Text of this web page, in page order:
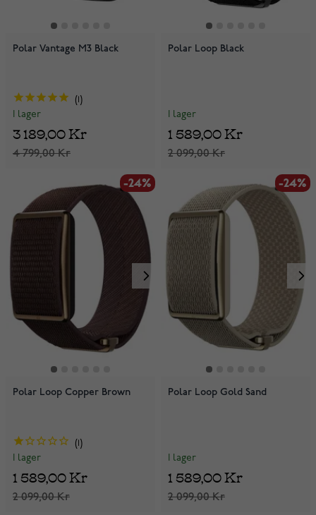
Polar Vantage M3 Black
I lager
4 799,00 Kr
3 189,00 Kr
Polar Loop Black
I lager
2 099,00 Kr
1 589,00 Kr
-24%
Polar Loop Copper Brown
I lager
2 099,00 Kr
1 589,00 Kr
-24%
Polar Loop Gold Sand
I lager
2 099,00 Kr
1 589,00 Kr